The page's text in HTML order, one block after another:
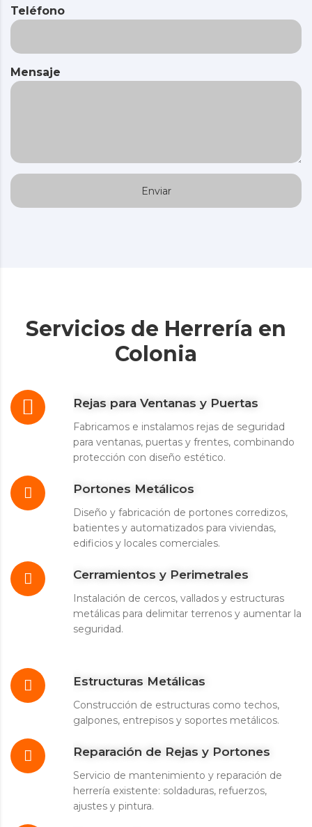
Teléfono
Mensaje
Servicios de Herrería en
Colonia
Rejas para Ventanas y Puertas
Fabricamos e instalamos rejas de seguridad
para ventanas, puertas y frentes, combinando
protección con diseño estético.
Portones Metálicos
Diseño y fabricación de portones corredizos,
batientes y automatizados para viviendas,
edificios y locales comerciales.
Cerramientos y Perimetrales
Instalación de cercos, vallados y estructuras
metálicas para delimitar terrenos y aumentar la
seguridad.
Estructuras Metálicas
Construcción de estructuras como techos,
galpones, entrepisos y soportes metálicos.
Reparación de Rejas y Portones
Servicio de mantenimiento y reparación de
herrería existente: soldaduras, refuerzos,
ajustes y pintura.